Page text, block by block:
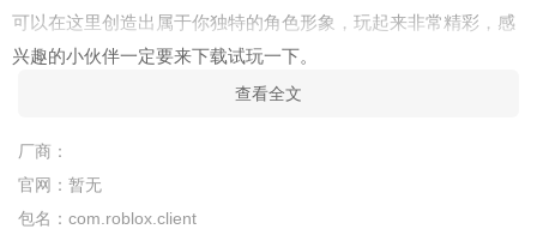
可以在这里创造出属于你独特的角色形象，玩起来非常精彩，感
兴趣的小伙伴一定要来下载试玩一下。
gacha online中文版是一款非常好玩的加查装扮游戏，超多不
同的角色，你可以自由的解锁，开启你的装扮之旅，之后还可以
和主人公一起四处探索，多个模式和玩法内容，由你来解锁和体
查看全文
厂商：
官网： 暂无
包名： com.roblox.client